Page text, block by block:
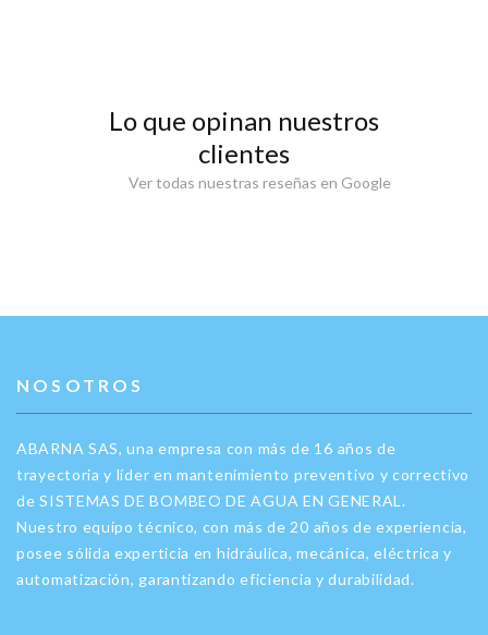
Lo que opinan nuestros
clientes
Ver todas nuestras reseñas en Google
NOSOTROS
ABARNA SAS, una empresa con más de 16 años de
trayectoria y líder en mantenimiento preventivo y correctivo
de SISTEMAS DE BOMBEO DE AGUA EN GENERAL.
Nuestro equipo técnico, con más de 20 años de experiencia,
posee sólida experticia en hidráulica, mecánica, eléctrica y
automatización, garantizando eficiencia y durabilidad.